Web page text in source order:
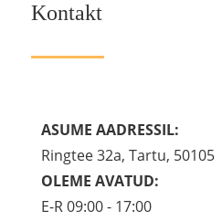
Kontakt
ASUME AADRESSIL:
Ringtee 32a, Tartu, 50105
OLEME AVATUD:
E-R 09:00 - 17:00